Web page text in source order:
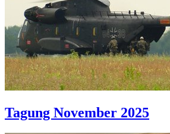
Tagung November 2025